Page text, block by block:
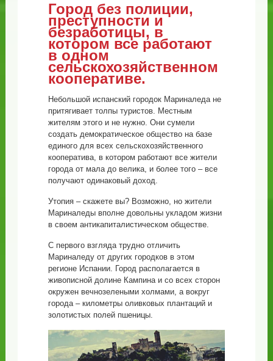
Город без полиции,
преступности и
безработицы, в
котором все работают
в одном
сельскохозяйственном
кооперативе.
Небольшой испанский городок Мариналеда не
притягивает толпы туристов. Местным
жителям этого и не нужно. Они сумели
создать демократическое общество на базе
единого для всех сельскохозяйственного
кооператива, в котором работают все жители
города от мала до велика, и более того – все
получают одинаковый доход.
Утопия – скажете вы? Возможно, но жители
Мариналеды вполне довольны укладом жизни
в своем антикапиталистическом обществе.
С первого взгляда трудно отличить
Мариналеду от других городков в этом
регионе Испании. Город располагается в
живописной долине Кампина и со всех сторон
окружен вечнозелеными холмами, а вокруг
города – километры оливковых плантаций и
золотистых полей пшеницы.